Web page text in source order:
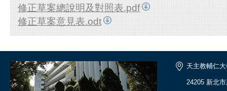
修正草案總說明及對照表.pdf
修正草案意見表.odt
天主教輔仁
24205 新北